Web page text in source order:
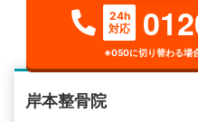
24h
対応
※050に切り替わる場
岸本整骨院